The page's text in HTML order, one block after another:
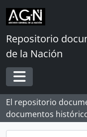
Skip to main content
Repositorio
de la Nación
Toggle
El repositorio
documentos